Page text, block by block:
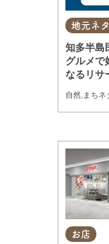
地元ネタ
知多半島
グルメで
なるリサ
自然 まちネ
お店